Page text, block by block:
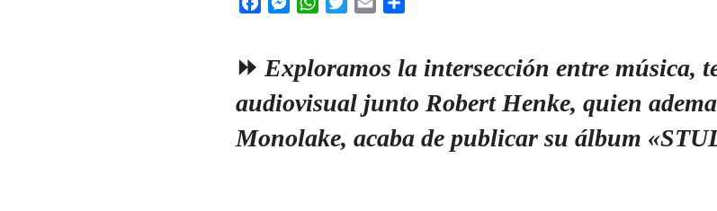
⏩ Exploramos la intersección entre música,
audiovisual junto Robert Henke, quien
Monolake, acaba de publicar su álbum